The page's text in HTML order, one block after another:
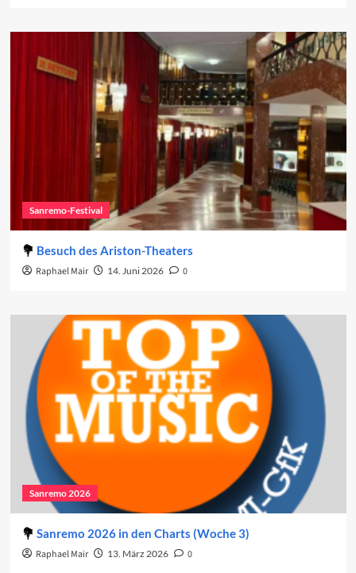
Sanremo-Festival
Besuch des Ariston-Theaters
Raphael Mair 14. Juni 2026 0
Sanremo 2026
Sanremo 2026 in den Charts (Woche 3)
Raphael Mair 13. März 2026 0